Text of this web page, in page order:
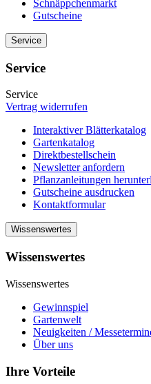
Schnäppchenmarkt
Gutscheine
Service
Service
Service
Vertrag widerrufen
Interaktiver Blätterkatalog
Gartenkatalog
Direktbestellschein
Newsletter anfordern
Pflanzanleitungen
Gutscheine ausdrucken
Kontaktformular
Wissenswertes
Wissenswertes
Wissenswertes
Gewinnspiel
Gartenwelt
Neuigkeiten /
Über uns
Ihre Vorteile